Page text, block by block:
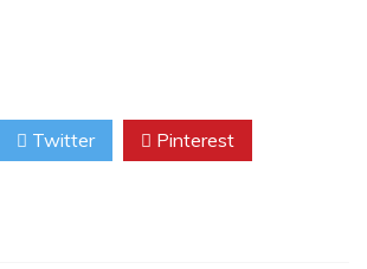
Twitter Pinterest